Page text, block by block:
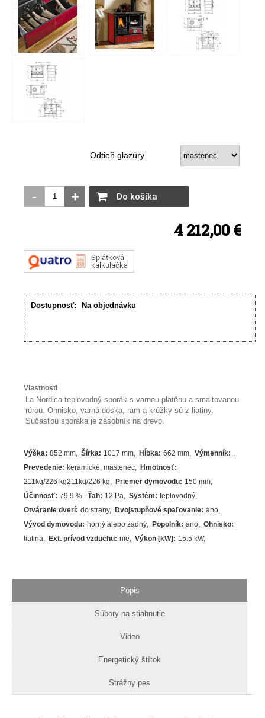
Odtieň glazúry
- + Do košíka
4 212,00 €
Dostupnosť: Na objednávku
Vlastnosti
La Nordica teplovodný sporák s varnou platňou a smaltovanou
rúrou. Ohnisko, varná doska, rám a krúžky sú z liatiny.
Súčasťou sporáka je zásobník na drevo.
Výška: 852 mm Šírka: 1017 mm Hĺbka: 662 mm Výmenník:
Prevedenie: keramické,mastenec Hmotnosť:
211kg/226 kg211kg/226 kg
Priemer dymovodu: 150 mm
Účinnosť: 79.9% Ťah: 12 Pa Systém: teplovodný
Otváranie dverí: do strany Dvojstupňové spaľovanie: áno
Vývod dymovodu: horný alebo zadný Popolník: áno Ohnisko:
liatina
Ext. prívod vzduchu: nie Výkon [kW] : 15.5 kW
Popis
Súbory na stiahnutie
Video
Energetický štítok
Strážny pes